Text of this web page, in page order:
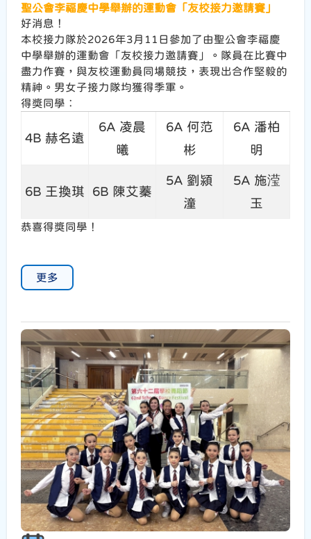
聖公會李福慶中學舉辦的運動會「友校接力邀請賽」
好消息！
本校接力隊於2026年3月11日參加了由聖公會李福慶
中學舉辦的運動會「友校接力邀請賽」。隊員在比賽中
盡力作賽，與友校運動員同場競技，表現出合作堅毅的
精神。男女子接力隊均獲得季軍。
得獎同學︰
4B 赫名遠
6A 凌晨
曦
6A 何范
彬
6A 潘柏
明
6B 王換琪 6B 陳艾蓁
5A 劉潁
潼
5A 施滢
玉
恭喜得獎同學！
更多